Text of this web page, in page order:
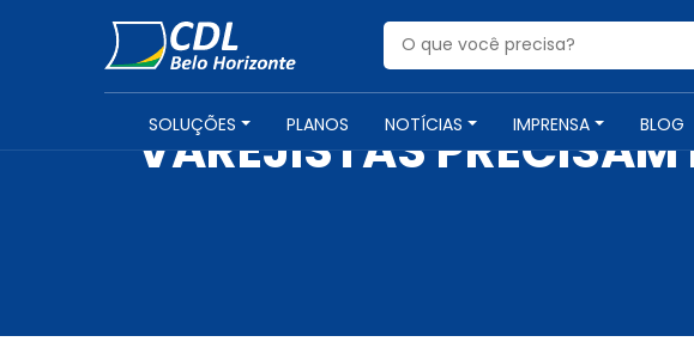
SOLUÇÕES PLANOS NOTÍCIAS IMPRENSA BLOG
VAREJISTAS PRECISAM